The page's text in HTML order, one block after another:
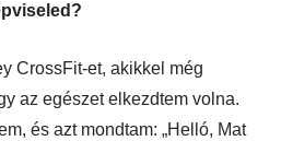
CrossFit-et, akikkel még
az egészet elkezdtem volna.
és azt mondtam: „Helló, Mat